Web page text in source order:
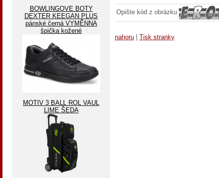
Opište kód z obrázku
nahoru Tisk stranky
BOWLINGOVE BOTY
DEXTER KEEGAN PLUS
pánské černá VYMĚNNA
špička kožené
MOTIV 3 BALL ROL VAUL
LIME ŠEDA